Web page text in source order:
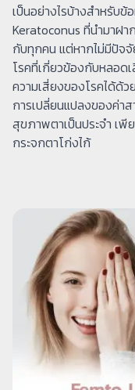
เป็นอย่างไรบ้างสำหรับ
Keratoconus ที่นำมาฝา
กับทุกคน แต่หากไม่มีปัจ
โรคที่เกี่ยวข้องกับหลอด
ความเสี่ยงของโรคได้ด้
การเปลี่ยนแปลงของค่า
สุขภาพตาเป็นประจำ เพี
กระจกตาโก่งไก้